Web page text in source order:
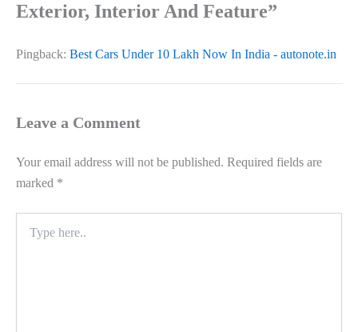
Exterior, Interior And Feature”
Pingback: Best Cars Under 10 Lakh Now In India - autonote.in
Leave a Comment
Your email address will not be published. Required fields are
marked *
here..